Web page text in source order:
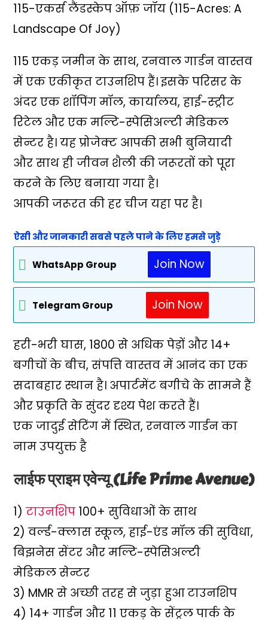
115-एकर्स लैंडस्केप ऑफ़ जॉय (115-Acres: A
Landscape Of Joy)
115 एकड़ जमीन के साथ, रनवाल गार्डन वास्तव
में एक एकीकृत टाउनशिप हैं। इसके परिसर के
अंदर एक शॉपिंग मॉल, कार्यालय, हाई-स्ट्रीट
रिटेल और एक मल्टि-स्पेसिअल्टी मेडिकल
सेन्टर है। यह प्रोजेक्ट आपकी सभी बुनियादी
और साथ ही जीवन शैली की जरूरतों को पूरा
करने के लिए बनाया गया है।
आपकी जरूरत की हर चीज यहा पर है।
ऐसी और जानकारी सबसे पहले पाने के लिए हमसे जुड़े
WhatsApp Group Join Now
Telegram Group Join Now
हरी-भरी घास, 1800 से अधिक पेड़ों और 14+
बगीचों के बीच, संपत्ति वास्तव में आनंद का एक
सदाबहार स्थान है। अपार्टमेंट बगीचे के सामने हैं
और प्रकृति के सुंदर दृश्य पेश करते हैं।
एक जादुई सेटिंग में स्थित, रनवाल गार्डन का
नाम उपयुक्त है
लाईफ प्राइम एवेन्यू (Life Prime Avenue)
1)टाउनशिप 100+ सुविधाओं के साथ
2) वर्ल्ड-क्लास स्कूल, हाई-एंड मॉल की सुविधा,
बिझनेस सेंटर और मल्टि-स्पेसिअल्टी
मेडिकल सेन्टर
3) MMR से अच्छी तरह से जुड़ा हुआ टाउनशिप
4) 14+ गार्डन और 11 एकड़ के सेंट्रल पार्क के